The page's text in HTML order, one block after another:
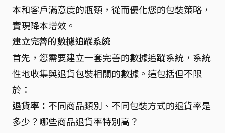
本和客戶滿意度的瓶頸，從而優化您的包裝策略，
實現降本增效。
建立完善的數據追蹤系統
首先，您需要建立一套完善的數據追蹤系統，系統
性地收集與退貨包裝相關的數據。這包括但不限
於：
退貨率： 不同商品類別、不同包裝方式的退貨率是
多少？哪些商品退貨率特別高？